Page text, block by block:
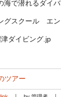
海で潜れるダイ
グスクール エン
ダイビング.jp
ツアー